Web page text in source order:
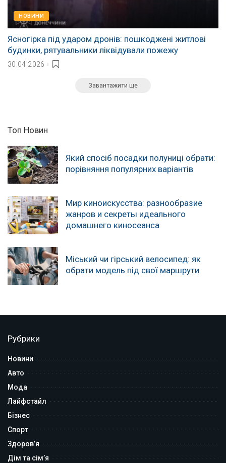
НОВИНИ
Ясногірка під ударом дронів: пошкоджені житлові
будинки, рятувальники ліквідували пожежу
30.04.2026
Завантажити ще
Топ Новин
Який спосіб посадки полуниці обрати:
порівняння популярних варіантів
Мир киноискусства: разнообразие
жанров и секреты идеального
домашнего киносеанса
Міський чи гірський велосипед: як
обрати модель під свої маршрути
Рубрики
Новини
Авто
Мода
Лайфстайл
Бізнес
Спорт
Здоров’я
Дім та сім’я